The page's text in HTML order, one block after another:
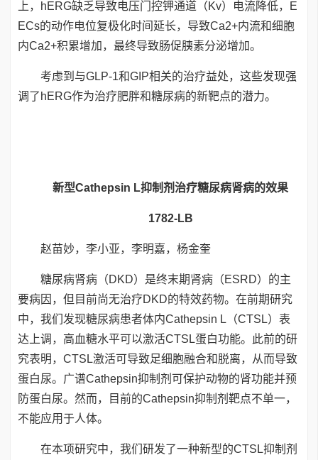
上，hERG缺乏导致电压门控钾通道（Kv）电流降低，E
ECs的动作电位复极化时间延长，导致Ca2+内流和细胞
内Ca2+积累增加，最终导致肠促胰素分泌增加。
考虑到与GLP-1和GIP相关的治疗益处，这些发现强
调了hERG作为治疗肥胖和糖尿病的新靶点的潜力。
新型Cathepsin L抑制剂治疗糖尿病肾病的效果
1782-LB
赵苗妙，李小亚，李明嘉，杨金奎
糖尿病肾病（DKD）是终末期肾病（ESRD）的主
要病因，但目前尚无治疗DKD的特效药物。在前期研究
中，我们发现糖尿病患者体内Cathepsin L（CTSL）表
达上调，高血糖水平可以激活CTSL蛋白功能。此前的研
究表明，CTSL激活可导致足细胞融合和脱离，从而导致
蛋白尿。广谱Cathepsin抑制剂可保护动物的肾功能并预
防蛋白尿。然而，目前的Cathepsin抑制剂靶点不单一，
不能应用于人体。
在本项研究中，我们研发了一种新型的CTSL抑制剂